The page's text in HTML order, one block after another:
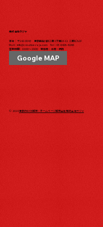
株式会社ラジャ
本社：〒142-0043 東京都品川区二葉1丁目10-11 二葉ビル1F
Mail： info@creative-raja.com Tel： 03-6426-6166
営業時間：10:00〜19:00 定休日：土日・祝日
Google MAP
© 2024東京のWEB制作・ホームページ制作会社 株式会社ラジャ